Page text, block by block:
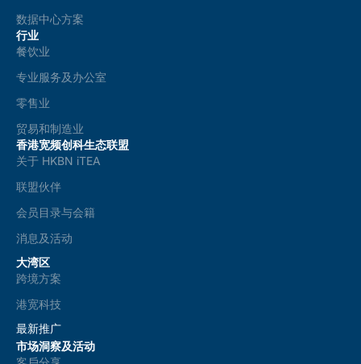
数据中心方案
行业
餐饮业
专业服务及办公室
零售业
贸易和制造业
香港宽频创科生态联盟
关于 HKBN iTEA
联盟伙伴
会员目录与会籍
消息及活动
大湾区
跨境方案
港宽科技
最新推广
市场洞察及活动